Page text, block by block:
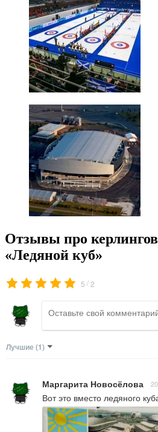
Отзывы про
«Ледяной куб»
5 /2
Лучшие (1)
Маргарита Новосёлова
Вот это вместо ледяного